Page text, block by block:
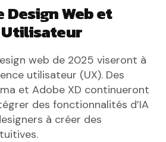
Web et
web de 2025 viseront à
utilisateur (UX). Des
et Adobe XD continueront
des fonctionnalités d’IA
à créer des